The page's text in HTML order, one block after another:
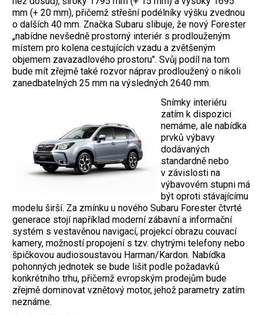
mm (+ 20 mm), přičemž střešní podélníky výšku zvednou
o dalších 40 mm. Značka Subaru slibuje, že nový Forester
„nabídne nevšedně prostorný interiér s prodlouženým
místem pro kolena cestujících vzadu a zvětšeným
objemem zavazadlového prostoru". Svůj podíl na tom
bude mít zřejmě také rozvor náprav prodloužený o nikoli
zanedbatelných 25 mm na výsledných 2640 mm.
Snímky interiéru
zatím k dispozici
nemáme, ale nabídka
prvků výbavy
dodávaných
standardně nebo
v závislosti na
výbavovém stupni má
být oproti stávajícímu
modelu širší. Za zmínku u nového Subaru Forester čtvrté
generace stojí například moderní zábavní a informační
systém s vestavěnou navigací, projekcí obrazu couvací
kamery, možností propojení s tzv. chytrými telefony nebo
špičkovou audiosoustavou Harman/Kardon. Nabídka
pohonných jednotek se bude lišit podle požadavků
konkrétního trhu, přičemž evropským prodejům bude
zřejmě dominovat vznětový motor, jehož parametry zatím
neznáme.